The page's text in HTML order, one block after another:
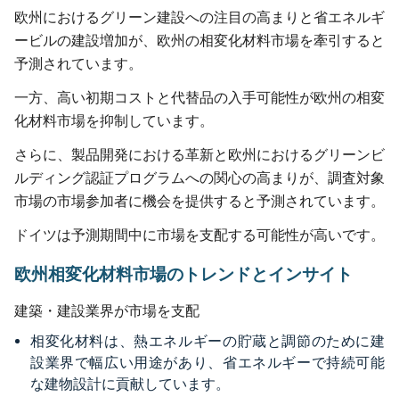
欧州におけるグリーン建設への注目の高まりと省エネルギ
ービルの建設増加が、欧州の相変化材料市場を牽引すると
予測されています。
一方、高い初期コストと代替品の入手可能性が欧州の相変
化材料市場を抑制しています。
さらに、製品開発における革新と欧州におけるグリーンビ
ルディング認証プログラムへの関心の高まりが、調査対象
市場の市場参加者に機会を提供すると予測されています。
ドイツは予測期間中に市場を支配する可能性が高いです。
欧州相変化材料市場のトレンドとインサイト
建築・建設業界が市場を支配
相変化材料は、熱エネルギーの貯蔵と調節のために建
設業界で幅広い用途があり、省エネルギーで持続可能
な建物設計に貢献しています。